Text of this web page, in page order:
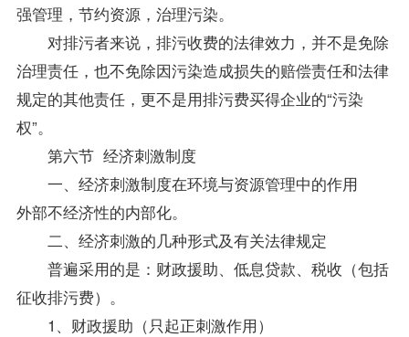
强管理，节约资源，治理污染。
对排污者来说，排污收费的法律效力，并不是免除
治理责任，也不免除因污染造成损失的赔偿责任和法律
规定的其他责任，更不是用排污费买得企业的“污染
权”。
第六节 经济刺激制度
一、经济刺激制度在环境与资源管理中的作用
外部不经济性的内部化。
二、经济刺激的几种形式及有关法律规定
普遍采用的是：财政援助、低息贷款、税收（包括
征收排污费）。
1、财政援助（只起正刺激作用）